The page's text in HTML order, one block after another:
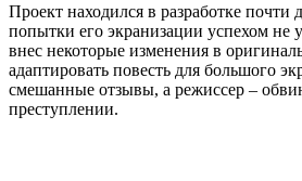
Проект находился в разработке почти
попытки его экранизации успехом не
внес некоторые изменения в
адаптировать повесть для большого
смешанные отзывы, а режиссер –
преступлении.